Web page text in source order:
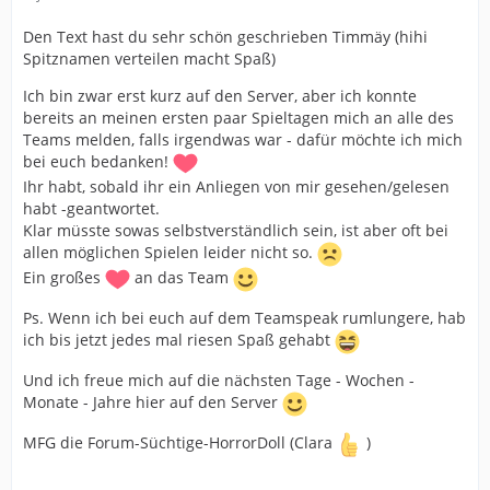
Den Text hast du sehr schön geschrieben Timmäy (hihi
Spitznamen verteilen macht Spaß)
Ich bin zwar erst kurz auf den Server, aber ich konnte
bereits an meinen ersten paar Spieltagen mich an alle des
Teams melden, falls irgendwas war - dafür möchte ich mich
bei euch bedanken!
Ihr habt, sobald ihr ein Anliegen von mir gesehen/gelesen
habt -geantwortet.
Klar müsste sowas selbstverständlich sein, ist aber oft bei
allen möglichen Spielen leider nicht so.
Ein großes
an das Team
Ps. Wenn ich bei euch auf dem Teamspeak rumlungere, hab
ich bis jetzt jedes mal riesen Spaß gehabt
Und ich freue mich auf die nächsten Tage - Wochen -
Monate - Jahre hier auf den Server
MFG die Forum-Süchtige-HorrorDoll (Clara
)